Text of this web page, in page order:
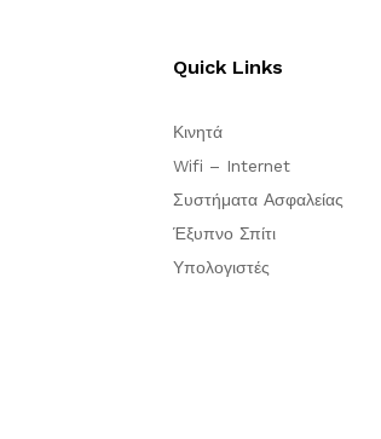
Quick Links
Κινητά
Wifi – Internet
Συστήματα Ασφαλείας
Έξυπνο Σπίτι
Υπολογιστές